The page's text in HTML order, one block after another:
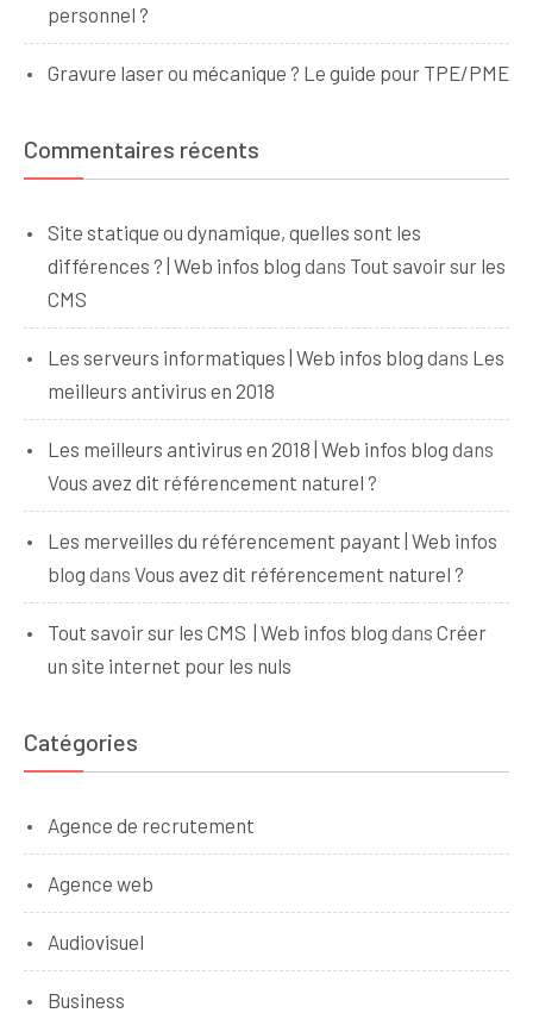
personnel ?
Gravure laser ou mécanique ? Le guide pour TPE/PME
Commentaires récents
Site statique ou dynamique, quelles sont les
différences ? | Web infos blog dans Tout savoir sur les
CMS
Les serveurs informatiques | Web infos blog dans Les
meilleurs antivirus en 2018
Les meilleurs antivirus en 2018 | Web infos blog dans
Vous avez dit référencement naturel ?
Les merveilles du référencement payant | Web infos
blog dans Vous avez dit référencement naturel ?
Tout savoir sur les CMS | Web infos blog dans Créer
un site internet pour les nuls
Catégories
Agence de recrutement
Agence web
Audiovisuel
Business